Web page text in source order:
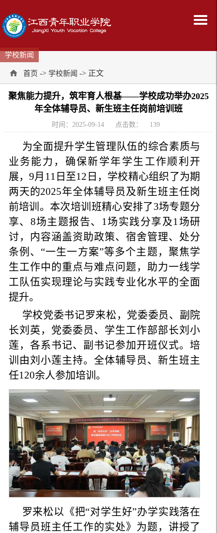
学校新闻
首页 -> 学校新闻 -> 正文
聚焦能力提升，筑牢育人根基——学校成功举办2025
年全体辅导员、新生班主任岗前培训班
时间：2025-09-14 点击数： 139
为全面提升学生管理队伍的综合素质与
业务能力，确保新学年学生工作顺利开
展，9月11日至12日，学校精心组织了为期
两天的2025年全体辅导员及新生班主任岗
前培训。本次培训班精心安排了3场专题分
享、8场主题报告、1场实践分享及1场研
讨，内容涵盖资助政策、宿舍管理、处分
条例、“一生一方案”等多个主题，聚焦学
生工作中的重点与难点问题，助力一线学
工队伍实现理论与实践专业化水平的全面
提升。
学校党委书记罗来松，党委委员、副院
长刘英，党委委员、学生工作部部长刘小
莲，各系书记、副书记参加开班仪式。培
训由刘小莲主持。全体辅导员、新生班主
任120余人参加培训。
罗来松以《把“对学生好”办学实践落在
辅导员班主任工作的实处》为题，讲授了